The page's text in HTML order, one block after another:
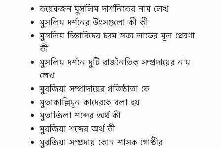
কয়েকজন মুসলিম দার্শনিকের নাম লেখ
মুসলিম দর্শনের উৎসগুলো কী কী
মুসলিম চিন্তাবিদের চরম সত্য লাভের মূল প্রেরণা
কী
মুসলিম দর্শনে দুটি রাজনৈতিক সম্প্রদায়ের নাম
লেখ
মুরজিয়া সম্প্রাদায়ের প্রতিষ্ঠাতা কে
মুতাকাল্লিমুন কাদেরকে বলা হয়
মুতাজিলা শব্দের অর্থ কী
মুরজিয়া শব্দের অর্থ কী
মুরজিয়া সম্প্রদায় কোন শাসক গোষ্ঠীর